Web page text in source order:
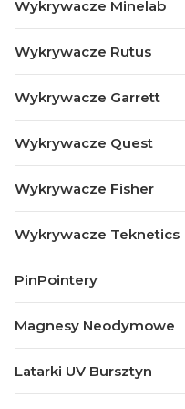
Wykrywacze Minelab
Wykrywacze Rutus
Wykrywacze Garrett
Wykrywacze Quest
Wykrywacze Fisher
Wykrywacze Teknetics
PinPointery
Magnesy Neodymowe
Latarki UV Bursztyn